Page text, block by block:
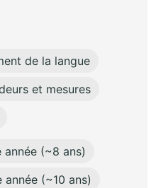
de la langue
et mesures
année (~8 ans)
année (~10 ans)